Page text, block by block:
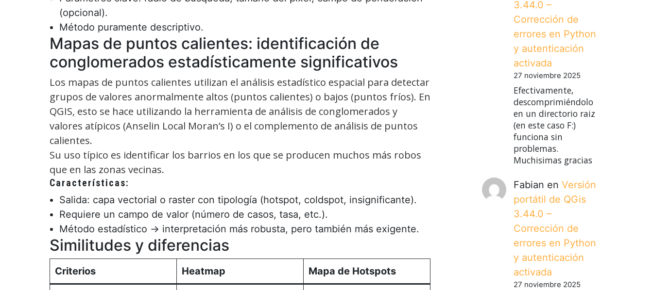
(opcional).
Método puramente descriptivo.
Mapas de puntos calientes: identificación de
conglomerados estadísticamente significativos
Los mapas de puntos calientes utilizan el análisis estadístico espacial para detectar
grupos de valores anormalmente altos (puntos calientes) o bajos (puntos fríos). En
QGIS, esto se hace utilizando la herramienta de análisis de conglomerados y
valores atípicos (Anselin Local Moran’s I) o el complemento de análisis de puntos
calientes.
Su uso típico es identificar los barrios en los que se producen muchos más robos
que en las zonas vecinas.
Características:
Salida: capa vectorial o raster con tipología (hotspot, coldspot, insignificante).
Requiere un campo de valor (número de casos, tasa, etc.).
Método estadístico → interpretación más robusta, pero también más exigente.
Similitudes y diferencias
Criterios Heatmap Mapa de Hotspots
3.44.0 –
Corrección de
errores en Python
y autenticación
activada
27 noviembre 2025
Efectivamente,
descomprimiéndolo
en un directorio raiz
(en este caso F:)
funciona sin
problemas.
Muchisimas gracias
Fabian en Versión
portátil de QGis
3.44.0 –
Corrección de
errores en Python
y autenticación
activada
27 noviembre 2025